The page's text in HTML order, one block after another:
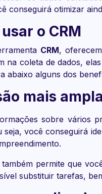
conseguirá otimizar
o CRM
CRM,
na coleta de dados,
abaixo alguns dos
mais
sobre vários
você conseguirá
permite que
substituir tarefas,